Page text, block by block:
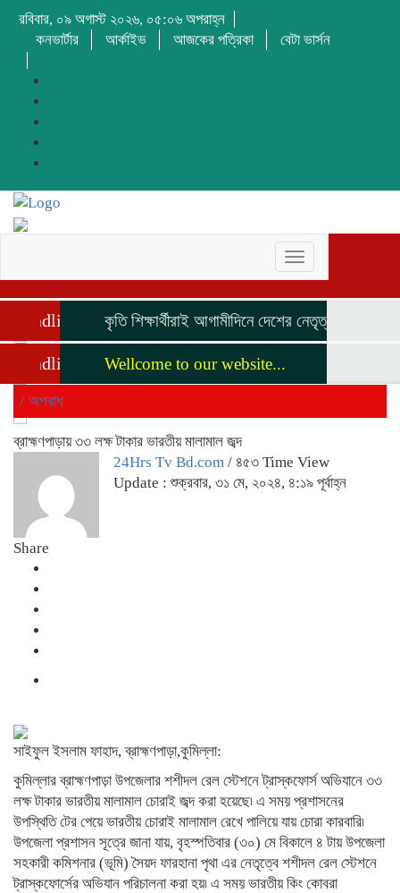
রবিবার, ০৯ অগাস্ট ২০২৬, ০৫:০৬ অপরাহ্ন
কনভার্টার
আর্কাইভ আজকের পত্রিকা বেটা ভার্সন
Toggle
navigation
Headline কৃতি শিক্ষার্থীরাই আগামীদিনে দেশের নেতৃত্ব দিবে মনজুর
Headline Wellcome to our website...
/ অপরাধ
ব্রাহ্মণপাড়ায় ৩৩ লক্ষ টাকার ভারতীয় মালামাল জব্দ
24Hrs Tv Bd.com / ৪৫৩ Time View
Update : শুক্রবার, ৩১ মে, ২০২৪, ৪:১৯ পূর্বাহ্ন
Share
সাইফুল ইসলাম ফাহাদ, ব্রাহ্মণপাড়া,কুমিল্লা:
কুমিল্লার ব্রাহ্মণপাড়া উপজেলার শশীদল রেল স্টেশনে ট্রাস্কফোর্স অভিযানে ৩৩
লক্ষ টাকার ভারতীয় মালামাল চোরাই জব্দ করা হয়েছে৷ এ সময় প্রশাসনের
উপস্থিতি টের পেয়ে ভারতীয় চোরাই মালামাল রেখে পালিয়ে যায় চোরা কারবারি৷
উপজেলা প্রশাসন সূত্রে জানা যায়, বৃহস্পতিবার (৩০) মে বিকালে ৪ টায় উপজেলা
সহকারী কমিশনার (ভূমি) সৈয়দ ফারহানা পৃথা এর নেতৃত্বে শশীদল রেল স্টেশনে
ট্রাস্কফোর্সের অভিযান পরিচালনা করা হয়৷ এ সময় ভারতীয় কিং কোবরা